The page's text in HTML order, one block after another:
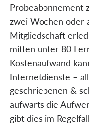
Probeabonnement
zwei Wochen oder
Mitgliedschaft
mitten unter 80
Kostenaufwand
Internetdienste –
geschriebenen &
aufwarts die
gibt dies im